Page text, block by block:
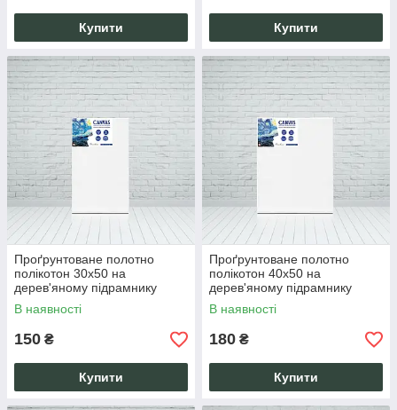
Купити Купити
Проґрунтоване полотно
полікотон 30х50 на
дерев'яному підрамнику
ручної роботи
В наявності
150 ₴
Купити
Проґрунтоване полотно
полікотон 40х50 на
дерев'яному підрамнику
ручної роботи
В наявності
180 ₴
Купити